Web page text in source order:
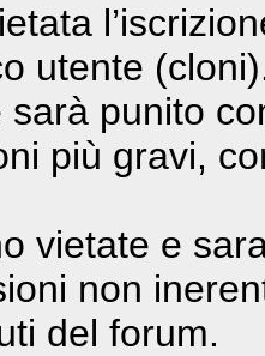
utente
sarà punito
più gravi,
vietate e
non
del forum.